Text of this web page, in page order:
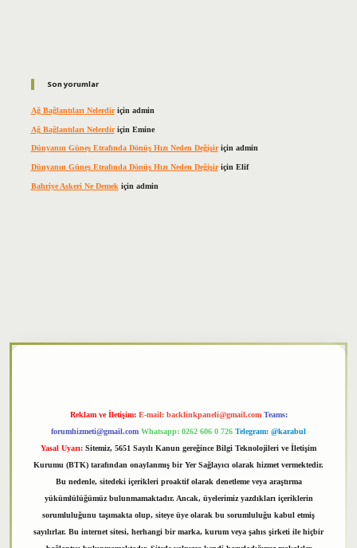
Son yorumlar
Ağ Bağlantıları Nelerdiriçin admin
Ağ Bağlantıları Nelerdiriçin Emine
Dünyanın Güneş Etrafında Dönüş Hızı Neden Değişiriçin admin
Dünyanın Güneş Etrafında Dönüş Hızı Neden Değişiriçin Elif
Bahriye Askeri Ne Demek için admin
Reklam ve İletişim: E-mail: backlinkpaneli@gmail.com Teams:
forumhizmeti@gmail.com Whatsapp: 0262 606 0 726 Telegram: @karabul
Yasal Uyarı: Sitemiz, 5651 Sayılı Kanun gereğince Bilgi Teknolojileri ve İletişim
Kurumu (BTK) tarafından onaylanmış bir Yer Sağlayıcı olarak hizmet vermektedir.
Bu nedenle, sitedeki içerikleri proaktif olarak denetleme veya araştırma
yükümlülüğümüz bulunmamaktadır. Ancak, üyelerimiz yazdıkları içeriklerin
sorumluluğunu taşımakta olup, siteye üye olarak bu sorumluluğu kabul etmiş
sayılırlar. Bu internet sitesi, herhangi bir marka, kurum veya şahıs şirketi ile hiçbir